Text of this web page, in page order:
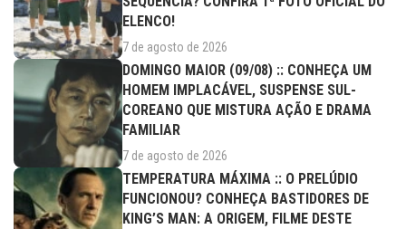
ELENCO!
7 de agosto de 2026
DOMINGO MAIOR (09/08) :: CONHEÇA UM
HOMEM IMPLACÁVEL, SUSPENSE SUL-
COREANO QUE MISTURA AÇÃO E DRAMA
FAMILIAR
7 de agosto de 2026
TEMPERATURA MÁXIMA :: O PRELÚDIO
FUNCIONOU? CONHEÇA BASTIDORES DE
KING’S MAN: A ORIGEM, FILME DESTE